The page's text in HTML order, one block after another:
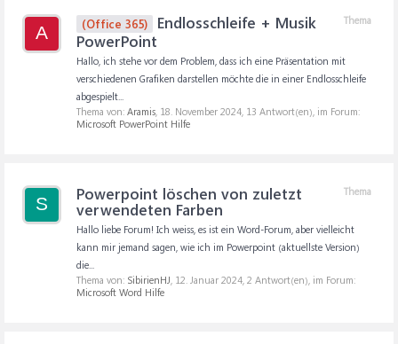
A
Thema
(Office 365)
Endlosschleife + Musik
PowerPoint
Hallo, ich stehe vor dem Problem, dass ich eine Präsentation mit
verschiedenen Grafiken darstellen möchte die in einer Endlosschleife
abgespielt...
Thema von: Aramis, 18. November 2024, 13 Antwort(en), im Forum:
Microsoft PowerPoint Hilfe
S
Thema
Powerpoint löschen von zuletzt
verwendeten Farben
Hallo liebe Forum! Ich weiss, es ist ein Word-Forum, aber vielleicht
kann mir jemand sagen, wie ich im Powerpoint (aktuellste Version)
die...
Thema von: SibirienHJ, 12. Januar 2024, 2 Antwort(en), im Forum:
Microsoft Word Hilfe